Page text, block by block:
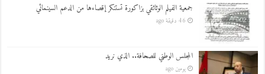
جمعية الفيلم الوثائقي بزاكورة تستنكر إقصاءها من الدعم السينمائي
46 دقيقة ago
المجلس الوطني للصحافة.. الذي نريد
يومين ago